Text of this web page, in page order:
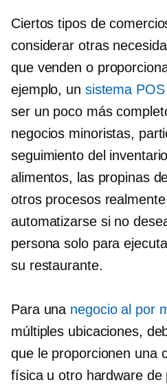
Ciertos tipos de
considerar otras
que venden o
ejemplo, un sistema
ser un poco más
negocios minoristas,
seguimiento del
alimentos, las propinas
otros procesos
automatizarse si no
persona solo para
su restaurante.
Para una negocio al por
múltiples ubicaciones,
que le proporcionen una
física u otro hardware de